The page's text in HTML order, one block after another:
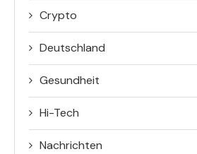
Crypto
Deutschland
Gesundheit
Hi-Tech
Nachrichten